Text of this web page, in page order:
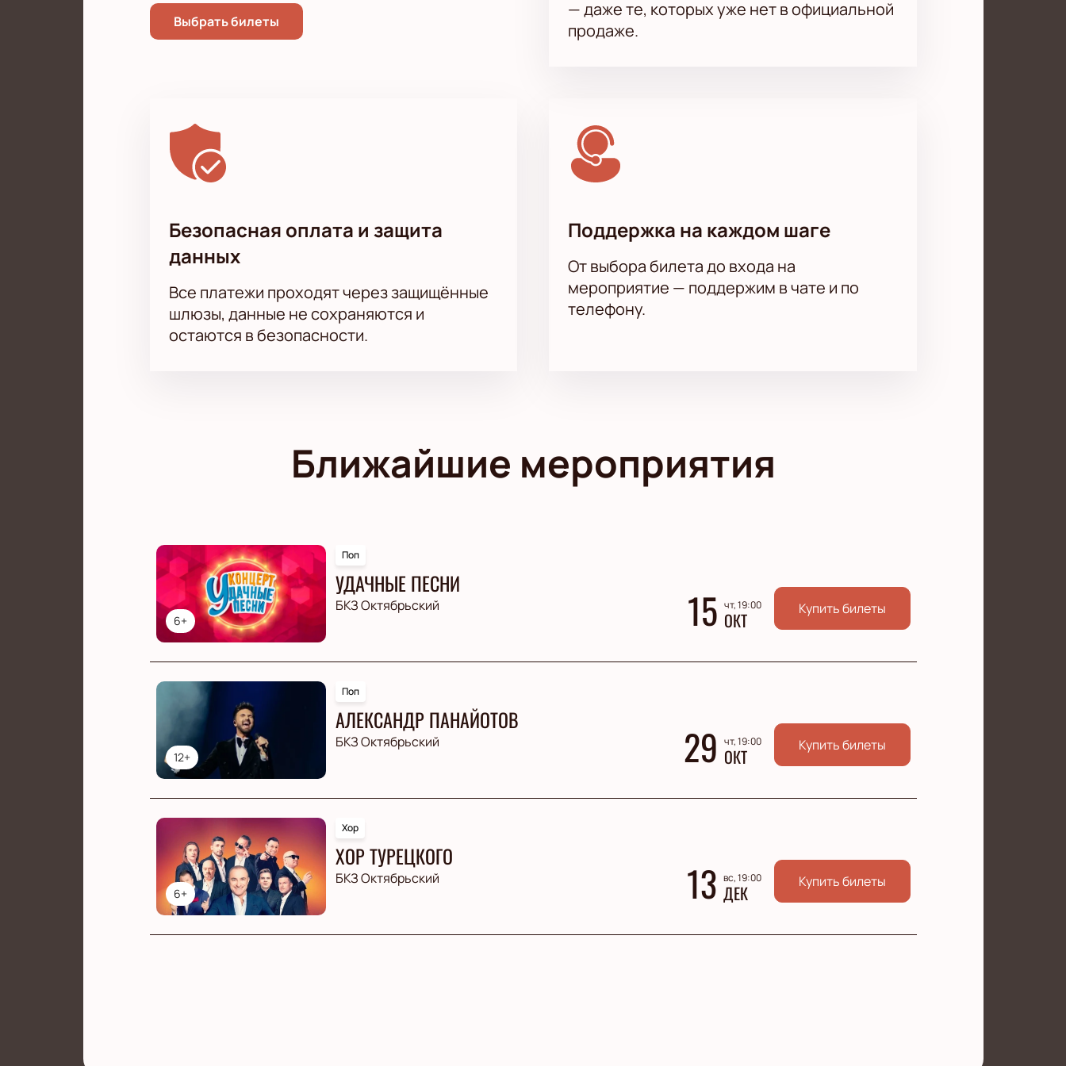
Выбрать билеты
— даже те, которых уже нет в официальной
продаже.
Безопасная оплата и защита
данных
Все платежи проходят через защищённые
шлюзы, данные не сохраняются и
остаются в безопасности.
Поддержка на каждом шаге
От выбора билета до входа на
мероприятие — поддержим в чате и по
телефону.
Ближайшие мероприятия
6+
Поп
УДАЧНЫЕ ПЕСНИ
БКЗ Октябрьский 15 чт, 19:00
ОКТ Купить билеты
12+
Поп
АЛЕКСАНДР ПАНАЙОТОВ
БКЗ Октябрьский 29 чт, 19:00
ОКТ Купить билеты
6+
Хор
ХОР ТУРЕЦКОГО
БКЗ Октябрьский 13 вс, 19:00
ДЕК Купить билеты